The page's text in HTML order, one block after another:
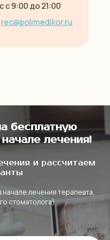
rec@polimedikor.ru
с 9:00 до 21:00
бесплатную
лечения!
и рассчитаем
начале лечения терапевта,
стоматолога)